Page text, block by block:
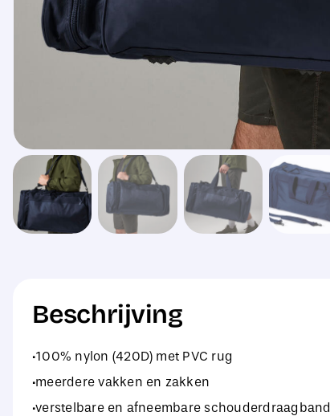
Beschrijving
·100% nylon (420D) met PVC rug
·meerdere vakken en zakken
·verstelbare en afneembare schouderdraagband